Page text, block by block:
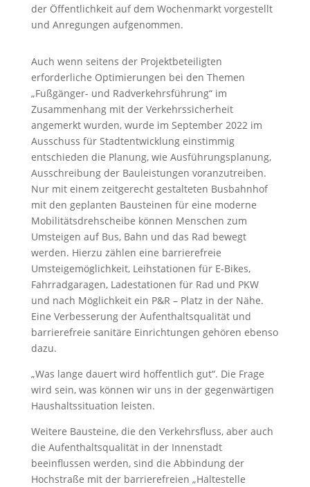
der Öffentlichkeit auf dem Wochenmarkt vorgestellt
und Anregungen aufgenommen.
Auch wenn seitens der Projektbeteiligten
erforderliche Optimierungen bei den Themen
„Fußgänger- und Radverkehrsführung“ im
Zusammenhang mit der Verkehrssicherheit
angemerkt wurden, wurde im September 2022 im
Ausschuss für Stadtentwicklung einstimmig
entschieden die Planung, wie Ausführungsplanung,
Ausschreibung der Bauleistungen voranzutreiben.
Nur mit einem zeitgerecht gestalteten Busbahnhof
mit den geplanten Bausteinen für eine moderne
Mobilitätsdrehscheibe können Menschen zum
Umsteigen auf Bus, Bahn und das Rad bewegt
werden. Hierzu zählen eine barrierefreie
Umsteigemöglichkeit, Leihstationen für E-Bikes,
Fahrradgaragen, Ladestationen für Rad und PKW
und nach Möglichkeit ein P&R – Platz in der Nähe.
Eine Verbesserung der Aufenthaltsqualität und
barrierefreie sanitäre Einrichtungen gehören ebenso
dazu.
„Was lange dauert wird hoffentlich gut“. Die Frage
wird sein, was können wir uns in der gegenwärtigen
Haushaltssituation leisten.
Weitere Bausteine, die den Verkehrsfluss, aber auch
die Aufenthaltsqualität in der Innenstadt
beeinflussen werden, sind die Abbindung der
Hochstraße mit der barrierefreien „Haltestelle